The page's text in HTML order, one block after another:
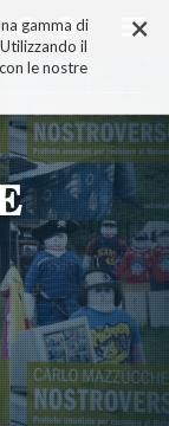
×
gamma di
il
le nostre